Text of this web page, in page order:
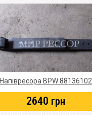
Напівресора BPW 88136102
2640 грн